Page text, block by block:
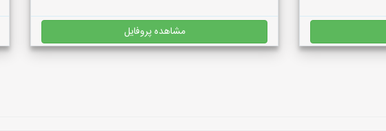
مشاهده پروفایل